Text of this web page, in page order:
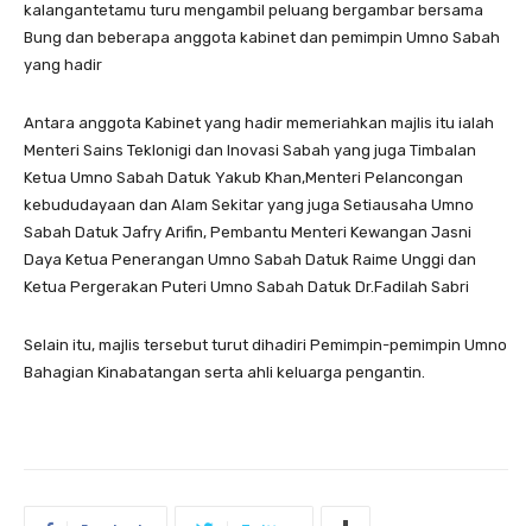
kalangantetamu turu mengambil peluang bergambar bersama
Bung dan beberapa anggota kabinet dan pemimpin Umno Sabah
yang hadir
Antara anggota Kabinet yang hadir memeriahkan majlis itu ialah
Menteri Sains Teklonigi dan Inovasi Sabah yang juga Timbalan
Ketua Umno Sabah Datuk Yakub Khan,Menteri Pelancongan
kebududayaan dan Alam Sekitar yang juga Setiausaha Umno
Sabah Datuk Jafry Arifin, Pembantu Menteri Kewangan Jasni
Daya Ketua Penerangan Umno Sabah Datuk Raime Unggi dan
Ketua Pergerakan Puteri Umno Sabah Datuk Dr.Fadilah Sabri
Selain itu, majlis tersebut turut dihadiri Pemimpin-pemimpin Umno
Bahagian Kinabatangan serta ahli keluarga pengantin.